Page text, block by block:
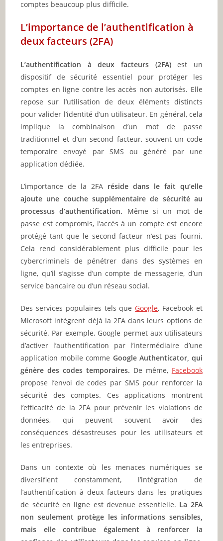
comptes beaucoup plus difficile.
L’importance de l’authentification à
deux facteurs (2FA)
L’authentification à deux facteurs (2FA)est un
dispositif de sécurité essentiel pour protéger les
comptes en ligne contre les accès non autorisés. Elle
repose sur l’utilisation de deux éléments distincts
pour valider l’identité d’un utilisateur. En général, cela
implique la combinaison d’un mot de passe
traditionnel et d’un second facteur, souvent un code
temporaire envoyé par SMS ou généré par une
application dédiée.
L’importance de la 2FA réside dans le fait qu’elle
ajoute une couche supplémentaire de sécurité au
processus d’authentification. Même si un mot de
passe est compromis, l’accès à un compte est encore
protégé tant que le second facteur n’est pas fourni.
Cela rend considérablement plus difficile pour les
cybercriminels de pénétrer dans des systèmes en
ligne, qu’il s’agisse d’un compte de messagerie, d’un
service bancaire ou d’un réseau social.
Des services populaires tels que Google, Facebook et
Microsoft intègrent déjà la 2FA dans leurs options de
sécurité. Par exemple, Google permet aux utilisateurs
d’activer l’authentification par l’intermédiaire d’une
application mobile comme Google Authenticator, qui
génère des codes temporaires. De même, Facebook
propose l’envoi de codes par SMS pour renforcer la
sécurité des comptes. Ces applications montrent
l’efficacité de la 2FA pour prévenir les violations de
données, qui peuvent souvent avoir des
conséquences désastreuses pour les utilisateurs et
les entreprises.
Dans un contexte où les menaces numériques se
diversifient constamment, l’intégration de
l’authentification à deux facteurs dans les pratiques
de sécurité en ligne est devenue essentielle. La 2FA
non seulement protège les informations sensibles,
mais elle contribue également à renforcer la